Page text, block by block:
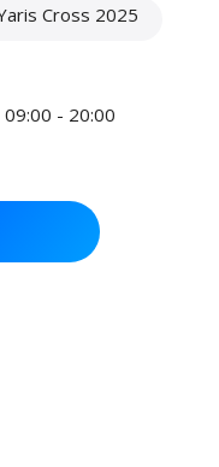
Cross 2025
- 20:00